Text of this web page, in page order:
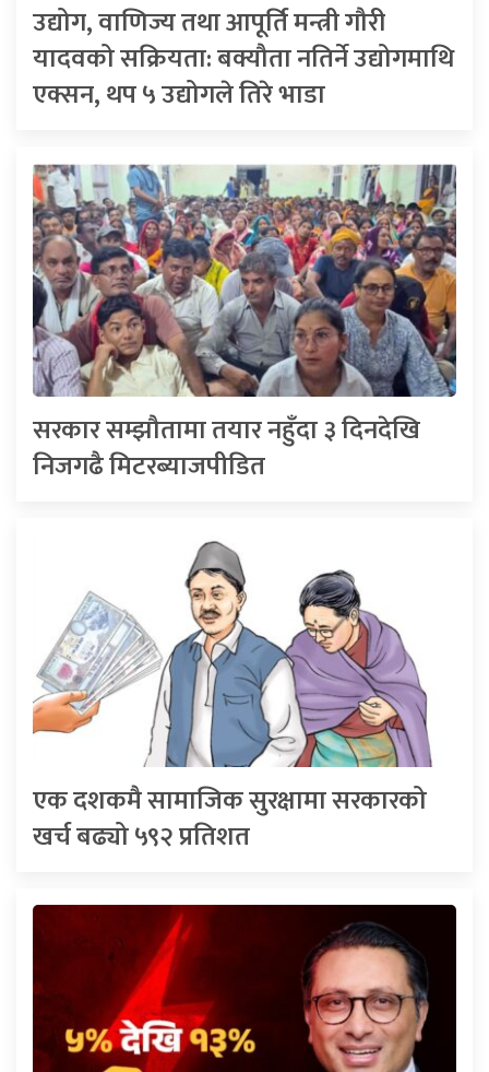
उद्योग, वाणिज्य तथा आपूर्ति मन्त्री गौरी
यादवको सक्रियता: बक्यौता नतिर्ने उद्योगमाथि
एक्सन, थप ५ उद्योगले तिरे भाडा
सरकार सम्झौतामा तयार नहुँदा ३ दिनदेखि
निजगढै मिटरब्याजपीडित
एक दशकमै सामाजिक सुरक्षामा सरकारको
खर्च बढ्यो ५९२ प्रतिशत